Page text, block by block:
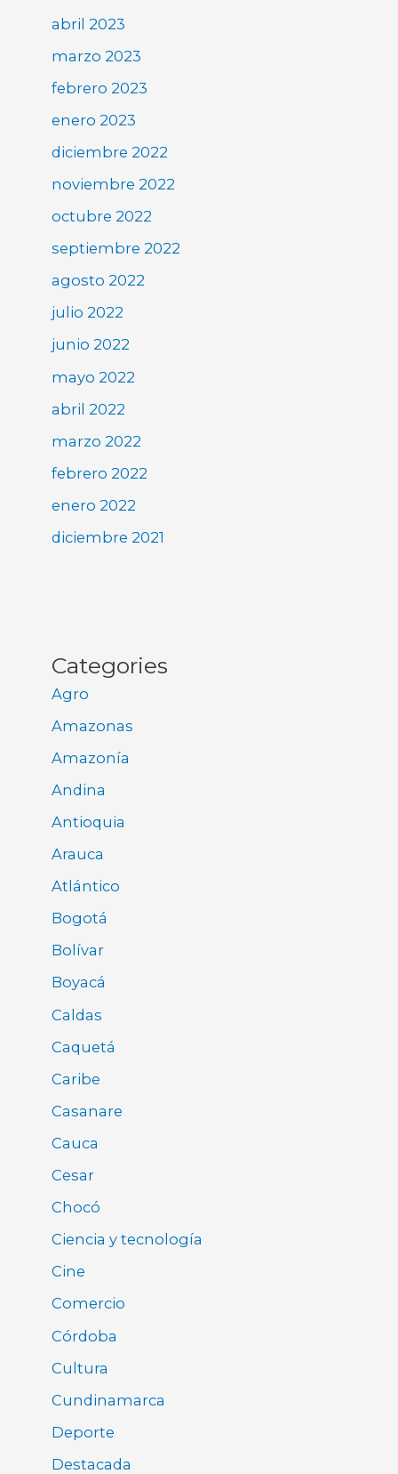
abril 2023
marzo 2023
febrero 2023
enero 2023
diciembre 2022
noviembre 2022
octubre 2022
septiembre 2022
agosto 2022
julio 2022
junio 2022
mayo 2022
abril 2022
marzo 2022
febrero 2022
enero 2022
diciembre 2021
Categories
Agro
Amazonas
Amazonía
Andina
Antioquia
Arauca
Atlántico
Bogotá
Bolívar
Boyacá
Caldas
Caquetá
Caribe
Casanare
Cauca
Cesar
Chocó
Ciencia y tecnología
Cine
Comercio
Córdoba
Cultura
Cundinamarca
Deporte
Destacada